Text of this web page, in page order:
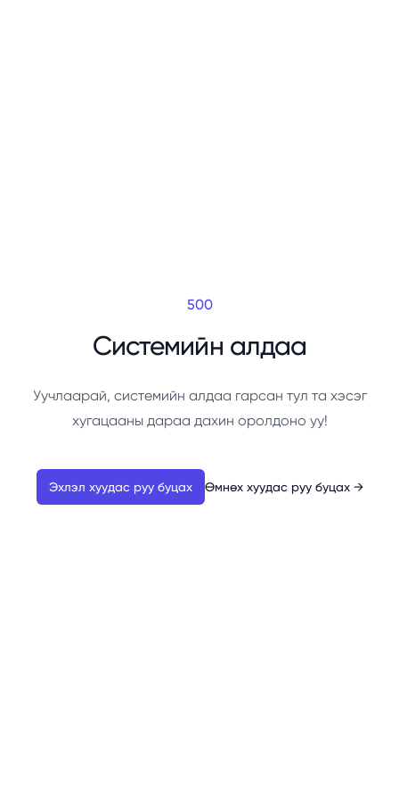
500
Системийн алдаа
Уучлаарай, системийн алдаа гарсан тул та хэсэг
хугацааны дараа дахин оролдоно уу!
Эхлэл хуудас руу буцах Өмнөх хуудас руу буцах →